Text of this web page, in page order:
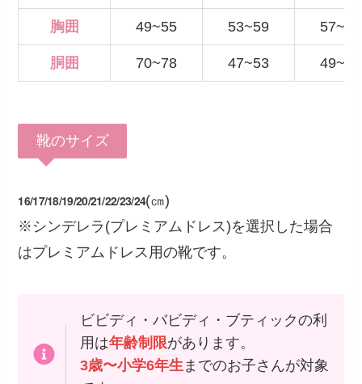
胸囲 49~55 53~59 57~63
胴囲 70~78 47~53 49~55
靴のサイズ
16/17/18/19/20/21/22/23/24(㎝)
※シンデレラ(プレミアムドレス)を選択した場合
はプレミアムドレス用の靴です。
ビビディ・バビディ・ブティックの利
用は年齢制限があります。
3歳〜小学6年生 までのお子さんが対象